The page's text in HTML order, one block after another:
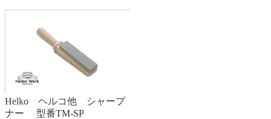
Helko ヘルコ他 シャープ
ナー 型番TM-SP